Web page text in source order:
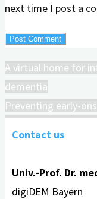
next time I post a
A virtual home for
dementia
Preventing early-
Contact us
Univ.-Prof. Dr.
digiDEM Bayern